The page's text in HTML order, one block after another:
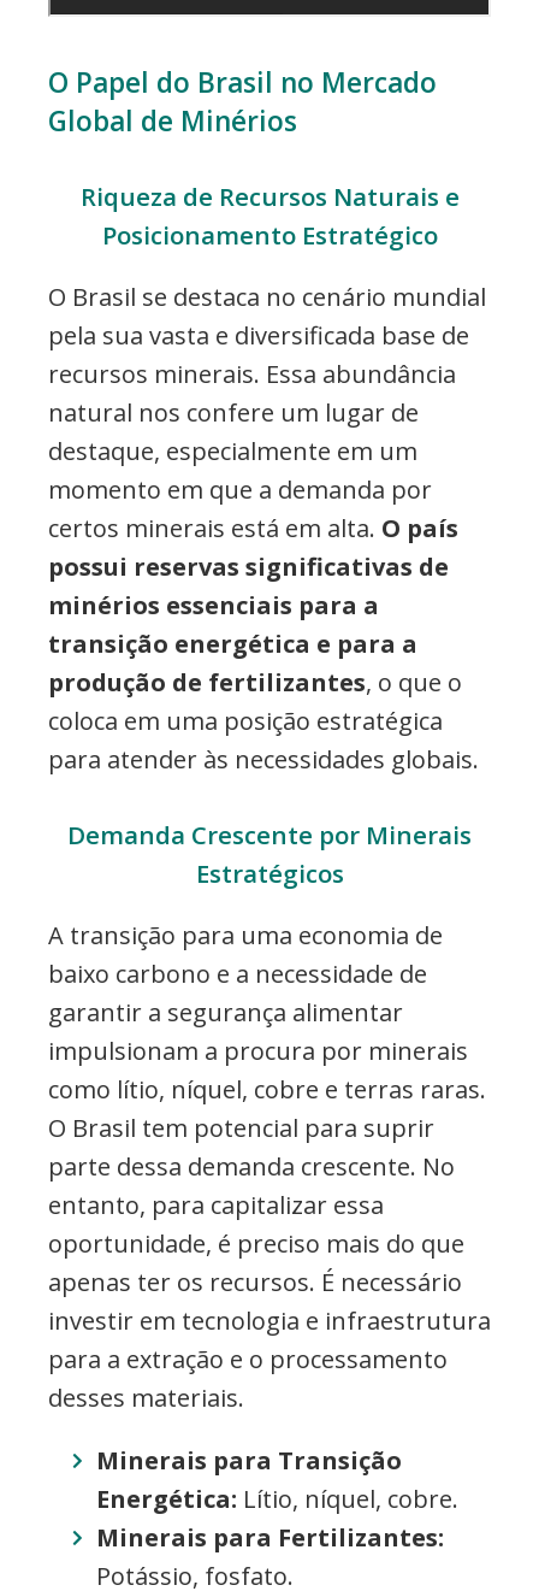
O Papel do Brasil no Mercado
Global de Minérios
Riqueza de Recursos Naturais e
Posicionamento Estratégico
O Brasil se destaca no cenário mundial
pela sua vasta e diversificada base de
recursos minerais. Essa abundância
natural nos confere um lugar de
destaque, especialmente em um
momento em que a demanda por
certos minerais está em alta. O país
possui reservas significativas de
minérios essenciais para a
transição energética e para a
produção de fertilizantes, o que o
coloca em uma posição estratégica
para atender às necessidades globais.
Demanda Crescente por Minerais
Estratégicos
A transição para uma economia de
baixo carbono e a necessidade de
garantir a segurança alimentar
impulsionam a procura por minerais
como lítio, níquel, cobre e terras raras.
O Brasil tem potencial para suprir
parte dessa demanda crescente. No
entanto, para capitalizar essa
oportunidade, é preciso mais do que
apenas ter os recursos. É necessário
investir em tecnologia e infraestrutura
para a extração e o processamento
desses materiais.
Minerais para Transição
Energética: Lítio, níquel, cobre.
Minerais para Fertilizantes:
Potássio, fosfato.